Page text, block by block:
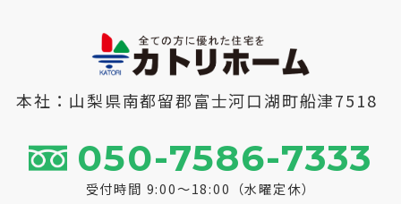
本社：山梨県南都留郡富士河口湖町船津7518
050-7586-7333
受付時間 9:00～18:00（水曜定休）